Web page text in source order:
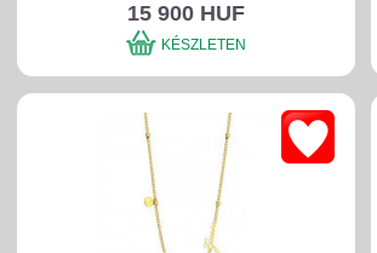
15 900 HUF
KÉSZLETEN